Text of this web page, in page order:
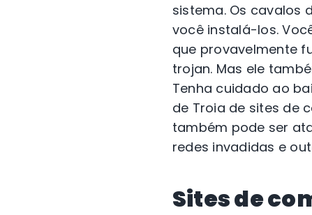
sistema. Os cavalos
você instalá-los.
que provavelmente
trojan. Mas ele
Tenha cuidado ao
de Troia de sites de
também pode ser
redes invadidas e
Sites de